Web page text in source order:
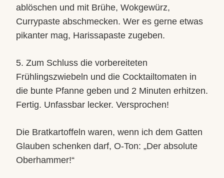
ablöschen und mit Brühe, Wokgewürz,
Currypaste abschmecken. Wer es gerne etwas
pikanter mag, Harissapaste zugeben.
5. Zum Schluss die vorbereiteten
Frühlingszwiebeln und die Cocktailtomaten in
die bunte Pfanne geben und 2 Minuten erhitzen.
Fertig. Unfassbar lecker. Versprochen!
Die Bratkartoffeln waren, wenn ich dem Gatten
Glauben schenken darf, O-Ton: „Der absolute
Oberhammer!“